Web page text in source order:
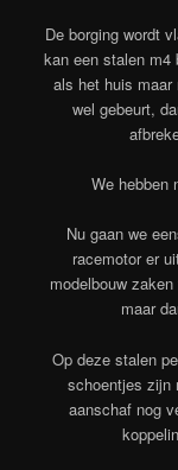
De borging wordt
kan een stalen
als het huis
wel gebeurt,
We hebben
Nu gaan we
racemotor er
modelbouw
maar
Op deze stalen
schoentjes zijn
aanschaf nog